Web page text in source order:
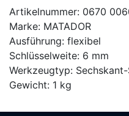
Artikelnummer: 0670
Marke: MATADOR
Ausführung: flexibel
Schlüsselweite: 6 mm
Werkzeugtyp:
Gewicht: 1 kg